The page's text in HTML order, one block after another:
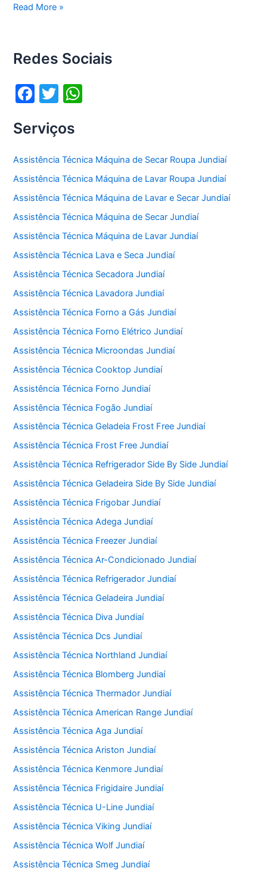
c
b
o
o
k
itt
A
p
Assistência
Read More »
Redes Sociais
F
c
e
b
o
o
k
T
itt
er s
A
p
p
Serviços
Assistência Técnica Máquina de Secar Roupa Jundiaí
Assistência Técnica Máquina de Lavar Roupa Jundiaí
Assistência Técnica Máquina de Lavar e Secar Jundiaí
Assistência Técnica Máquina de Secar Jundiaí
Assistência Técnica Máquina de Lavar Jundiaí
Assistência Técnica Lava e Seca Jundiaí
Assistência Técnica Secadora Jundiaí
Assistência Técnica Lavadora Jundiaí
Assistência Técnica Forno a Gás Jundiaí
Assistência Técnica Forno Elétrico Jundiaí
Assistência Técnica Microondas Jundiaí
Assistência Técnica Cooktop Jundiaí
Assistência Técnica Forno Jundiaí
Assistência Técnica Fogão Jundiaí
Assistência Técnica Geladeia Frost Free Jundiaí
Assistência Técnica Frost Free Jundiaí
Assistência Técnica Refrigerador Side By Side Jundiaí
Assistência Técnica Geladeira Side By Side Jundiaí
Assistência Técnica Frigobar Jundiaí
Assistência Técnica Adega Jundiaí
Assistência Técnica Freezer Jundiaí
Assistência Técnica Ar-Condicionado Jundiaí
Assistência Técnica Refrigerador Jundiaí
Assistência Técnica Geladeira Jundiaí
Assistência Técnica Diva Jundiaí
Assistência Técnica Dcs Jundiaí
Assistência Técnica Northland Jundiaí
Assistência Técnica Blomberg Jundiaí
Assistência Técnica Thermador Jundiaí
Assistência Técnica American Range Jundiaí
Assistência Técnica Aga Jundiaí
Assistência Técnica Ariston Jundiaí
Assistência Técnica Kenmore Jundiaí
Assistência Técnica Frigidaire Jundiaí
Assistência Técnica U-Line Jundiaí
Assistência Técnica Viking Jundiaí
Assistência Técnica Wolf Jundiaí
Assistência Técnica Smeg Jundiaí